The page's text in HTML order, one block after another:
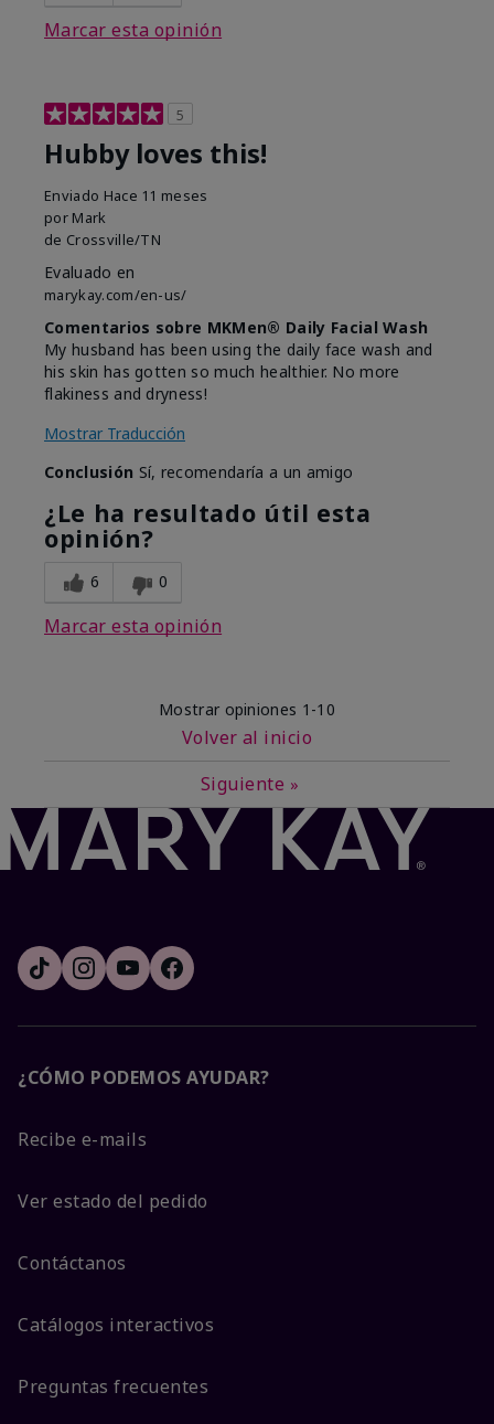
Marcar esta opinión
5
Hubby loves this!
Enviado Hace 11 meses
por Mark
de Crossville/TN
Evaluado en
marykay.com/en-us/
Comentarios sobre MKMen® Daily Facial Wash
My husband has been using the daily face wash and
his skin has gotten so much healthier. No more
flakiness and dryness!
Mostrar Traducción
Conclusión Sí, recomendaría a un amigo
¿Le ha resultado útil esta
opinión?
6 0
Marcar esta opinión
Mostrar opiniones 1-10
Volver al inicio
Siguiente »
¿CÓMO PODEMOS AYUDAR?
Recibe e-mails
Ver estado del pedido
Contáctanos
Catálogos interactivos
Preguntas frecuentes